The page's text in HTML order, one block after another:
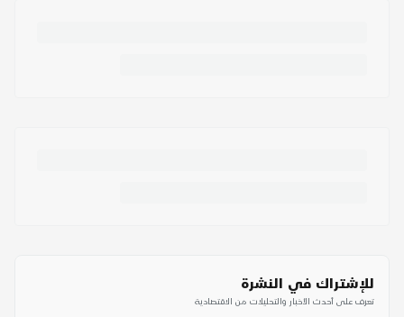
للإشتراك في النشرة
تعرف على أحدث الأخبار والتحليلات من الاقتصادية